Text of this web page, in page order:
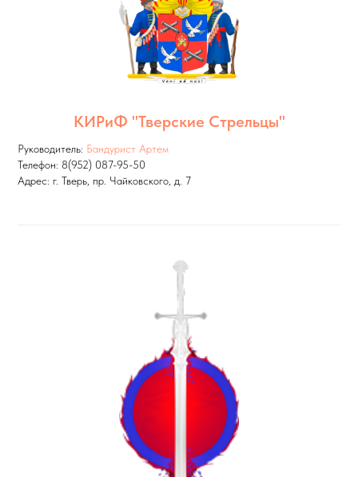
КИРиФ "Тверские Стрельцы"
Руководитель: Бандурист Артем
Телефон: 8(952) 087-95-50
Адрес: г. Тверь, пр. Чайковского, д. 7